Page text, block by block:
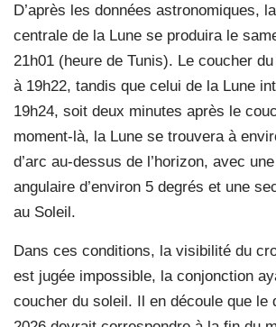
D’après les données astronomiques,
centrale de la Lune se produira le
21h01 (heure de Tunis). Le coucher
à 19h22, tandis que celui de la Lune
19h24, soit deux minutes après le
moment-là, la Lune se trouvera à
d’arc au-dessus de l’horizon, avec
angulaire d’environ 5 degrés et une
au Soleil.
Dans ces conditions, la visibilité du
est jugée impossible, la conjonction
coucher du soleil. Il en découle que le